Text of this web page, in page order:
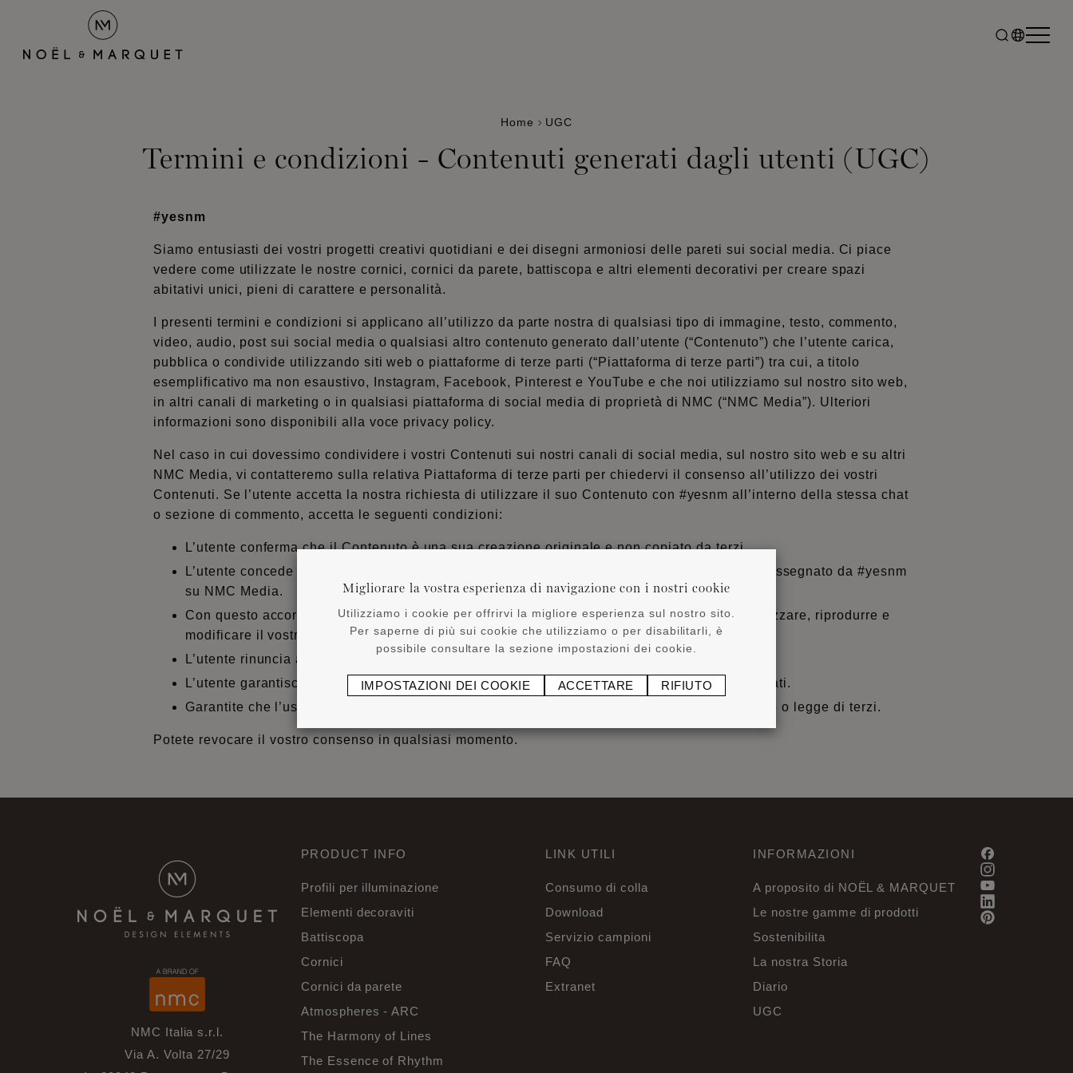
Home UGC
Termini e condizioni - Contenuti generati dagli utenti (UGC)
#yesnm
Siamo entusiasti dei vostri progetti creativi quotidiani e dei disegni armoniosi delle pareti sui social media. Ci piace
vedere come utilizzate le nostre cornici, cornici da parete, battiscopa e altri elementi decorativi per creare spazi
abitativi unici, pieni di carattere e personalità.
I presenti termini e condizioni si applicano all’utilizzo da parte nostra di qualsiasi tipo di immagine, testo, commento,
video, audio, post sui social media o qualsiasi altro contenuto generato dall’utente (“Contenuto”) che l’utente carica,
pubblica o condivide utilizzando siti web o piattaforme di terze parti (“Piattaforma di terze parti”) tra cui, a titolo
esemplificativo ma non esaustivo, Instagram, Facebook, Pinterest e YouTube e che noi utilizziamo sul nostro sito web,
in altri canali di marketing o in qualsiasi piattaforma di social media di proprietà di NMC (“NMC Media”). Ulteriori
informazioni sono disponibili alla voce privacy policy.
Nel caso in cui dovessimo condividere i vostri Contenuti sui nostri canali di social media, sul nostro sito web e su altri
NMC Media, vi contatteremo sulla relativa Piattaforma di terze parti per chiedervi il consenso all’utilizzo dei vostri
Contenuti. Se l’utente accetta la nostra richiesta di utilizzare il suo Contenuto con #yesnm all’interno della stessa chat
o sezione di commento, accetta le seguenti condizioni:
L’utente conferma che il Contenuto è una sua creazione originale e non copiato da terzi.
L’utente concede a NOËL & MARQUET il permesso di pubblicare qualsiasi Contenuto contrassegnato da #yesnm
su NMC Media.
Con questo accordo, viene concessa una licenza non esclusiva, semplice e gratuita per utilizzare, riprodurre e
modificare il vostro Contenuto a nostra discrezione per scopi di marketing.
L’utente rinuncia al diritto di essere citato in relazione al proprio Contenuto.
L’utente garantisce di possedere o controllare i diritti sui Contenuti inviati per gli scopi indicati.
Garantite che l’uso dei vostri Contenuti da parte di NOËL & MARQUET non viola alcun diritto o legge di terzi.
Potete revocare il vostro consenso in qualsiasi momento.
NMC Italia s.r.l.
Via A. Volta 27/29
PRODUCT INFO
Profili per illuminazione
Elementi decoraviti
Battiscopa
Cornici
Cornici da parete
Atmospheres - ARC
The Harmony of Lines
The Essence of Rhythm
LINK UTILI
Consumo di colla
Download
Servizio campioni
FAQ
Extranet
INFORMAZIONI
A proposito di NOËL & MARQUET
Le nostre gamme di prodotti
Sostenibilita
La nostra Storia
Diario
UGC
Migliorare la vostra esperienza di navigazione con i nostri cookie
Utilizziamo i cookie per offrirvi la migliore esperienza sul nostro sito.
Per saperne di più sui cookie che utilizziamo o per disabilitarli, è
possibile consultare la sezione impostazioni dei cookie.
IMPOSTAZIONI DEI COOKIE ACCETTARE RIFIUTO